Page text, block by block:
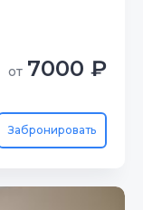
от 7000 ₽
Забронировать